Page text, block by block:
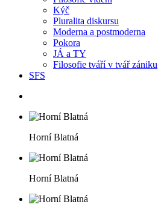
Kýč
Pluralita diskursu
Moderna a postmoderna
Pokora
JÁ a TY
Filosofie tváří v tvář zániku
SFS
Horní Blatná
Horní Blatná